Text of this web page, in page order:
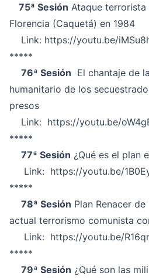
75ª Sesión Ataque
Florencia (Caquetá) en 1984
Link: https://youtu.be/
*****
76ª Sesión El chantaje de
humanitario de los
presos
Link: https://youtu.be/
*****
77ª Sesión ¿Qué es el plan
Link: https://youtu.be/
*****
78ª Sesión Plan Renacer
actual terrorismo comunista
Link: https://youtu.be/
*****
79ª Sesión ¿Qué son las